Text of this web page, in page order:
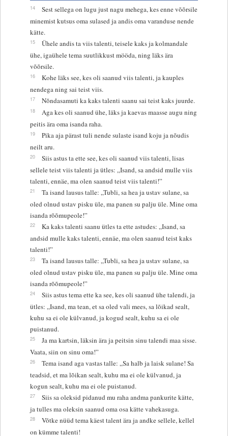
14
Sest sellega on lugu just nagu mehega, kes enne võõrsile
minemist kutsus oma sulased ja andis oma varanduse nende
kätte.
15
Ühele andis ta viis talenti, teisele kaks ja kolmandale
ühe, igaühele tema suutlikkust mööda, ning läks ära
võõrsile.
16
Kohe läks see, kes oli saanud viis talenti, ja kauples
nendega ning sai teist viis.
17 Nõndasamuti ka kaks talenti saanu sai teist kaks juurde.
18
Aga kes oli saanud ühe, läks ja kaevas maasse augu ning
peitis ära oma isanda raha.
19
Pika aja pärast tuli nende sulaste isand koju ja nõudis
neilt aru.
20
Siis astus ta ette see, kes oli saanud viis talenti, lisas
sellele teist viis talenti ja ütles: „Isand, sa andsid mulle viis
talenti, ennäe, ma olen saanud teist viis talenti!”
21
Ta isand lausus talle: „Tubli, sa hea ja ustav sulane, sa
oled olnud ustav pisku üle, ma panen su palju üle. Mine oma
isanda rõõmupeole!”
22
Ka kaks talenti saanu ütles ta ette astudes: „Isand, sa
andsid mulle kaks talenti, ennäe, ma olen saanud teist kaks
talenti!”
23
Ta isand lausus talle: „Tubli, sa hea ja ustav sulane, sa
oled olnud ustav pisku üle, ma panen su palju üle. Mine oma
isanda rõõmupeole!”
24
Siis astus tema ette ka see, kes oli saanud ühe talendi, ja
ütles: „Isand, ma tean, et sa oled vali mees, sa lõikad sealt,
kuhu sa ei ole külvanud, ja kogud sealt, kuhu sa ei ole
puistanud.
25
Ja ma kartsin, läksin ära ja peitsin sinu talendi maa sisse.
Vaata, siin on sinu oma!”
26
Tema isand aga vastas talle: „Sa halb ja laisk sulane! Sa
teadsid, et ma lõikan sealt, kuhu ma ei ole külvanud, ja
kogun sealt, kuhu ma ei ole puistanud.
27
Siis sa oleksid pidanud mu raha andma pankurite kätte,
ja tulles ma oleksin saanud oma osa kätte vahekasuga.
28
Võtke nüüd tema käest talent ära ja andke sellele, kellel
on kümme talenti!